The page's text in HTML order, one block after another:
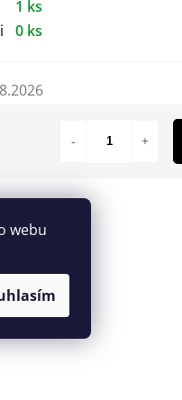
webu
1 ks
0 ks